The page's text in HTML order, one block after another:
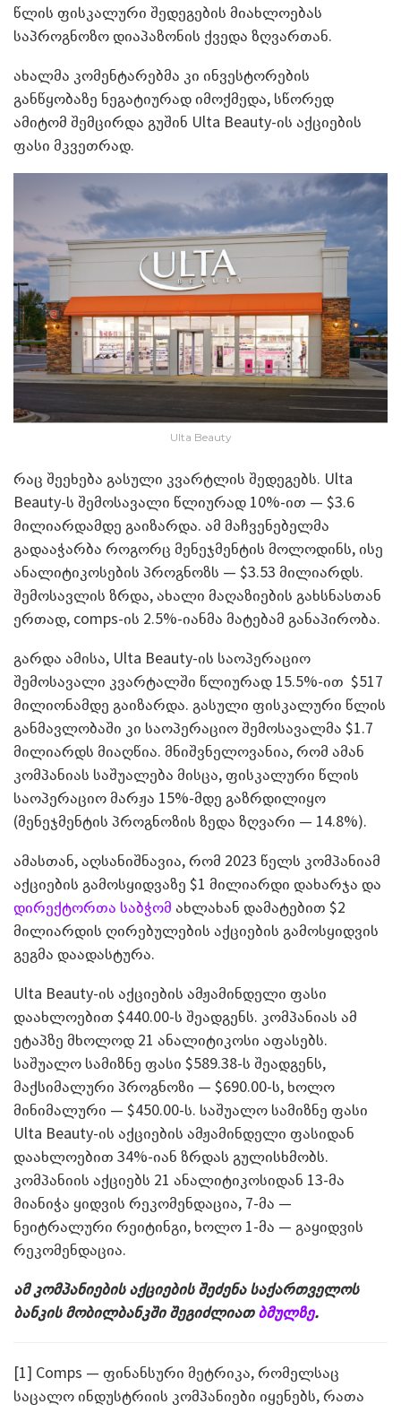
წლის ფისკალური შედეგების მიახლოებას
საპროგნოზო დიაპაზონის ქვედა ზღვართან.
ახალმა კომენტარებმა კი ინვესტორების
განწყობაზე ნეგატიურად იმოქმედა, სწორედ
ამიტომ შემცირდა გუშინ Ulta Beauty-ის აქციების
ფასი მკვეთრად.
Ulta Beauty
რაც შეეხება გასული კვარტლის შედეგებს. Ulta
Beauty-ს შემოსავალი წლიურად 10%-ით — $3.6
მილიარდამდე გაიზარდა. ამ მაჩვენებელმა
გადააჭარბა როგორც მენეჯმენტის მოლოდინს, ისე
ანალიტიკოსების პროგნოზს — $3.53 მილიარდს.
შემოსავლის ზრდა, ახალი მაღაზიების გახსნასთან
ერთად, comps-ის 2.5%-იანმა მატებამ განაპირობა.
გარდა ამისა, Ulta Beauty-ის საოპერაციო
შემოსავალი კვარტალში წლიურად 15.5%-ით ­ $517
მილიონამდე გაიზარდა. გასული ფისკალური წლის
განმავლობაში კი საოპერაციო შემოსავალმა $1.7
მილიარდს მიაღწია. მნიშვნელოვანია, რომ ამან
კომპანიას საშუალება მისცა, ფისკალური წლის
საოპერაციო მარჟა 15%-მდე გაზრდილიყო
(მენეჯმენტის პროგნოზის ზედა ზღვარი — 14.8%).
ამასთან, აღსანიშნავია, რომ 2023 წელს კომპანიამ
აქციების გამოსყიდვაზე $1 მილიარდი დახარჯა და
დირექტორთა საბჭომ ახლახან დამატებით $2
მილიარდის ღირებულების აქციების გამოსყიდვის
გეგმა დაადასტურა.
Ulta Beauty-ის აქციების ამჟამინდელი ფასი
დაახლოებით $440.00-ს შეადგენს. კომპანიას ამ
ეტაპზე მხოლოდ 21 ანალიტიკოსი აფასებს.
საშუალო სამიზნე ფასი $589.38-ს შეადგენს,
მაქსიმალური პროგნოზი — $690.00-ს, ხოლო
მინიმალური — $450.00-ს. საშუალო სამიზნე ფასი
Ulta Beauty-ის აქციების ამჟამინდელი ფასიდან
დაახლოებით 34%-იან ზრდას გულისხმობს.
კომპანიის აქციებს 21 ანალიტიკოსიდან 13-მა
მიანიჭა ყიდვის რეკომენდაცია, 7-მა —
ნეიტრალური რეიტინგი, ხოლო 1-მა — გაყიდვის
რეკომენდაცია.
ამ კომპანიების აქციების შეძენა საქართველოს
ბანკის მობილბანკში შეგიძლიათბმულზე.
[1] Comps — ფინანსური მეტრიკა, რომელსაც
საცალო ინდუსტრიის კომპანიები იყენებს, რათა